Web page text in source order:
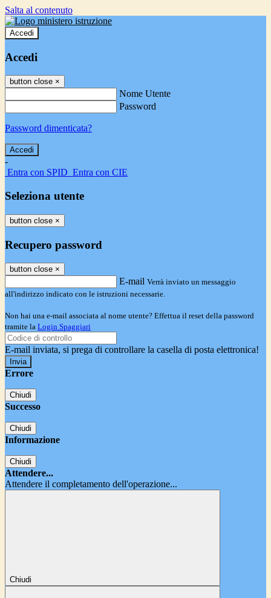
Salta al contenuto
Accedi
Accedi
button close ×
Nome Utente
Password
Password dimenticata?
-
Entra con SPID Entra con CIE
Seleziona utente
button close ×
Recupero password
button close ×
E-mail Verrà inviato un messaggio
all'indirizzo indicato con le istruzioni necessarie.
Non hai una e-mail associata al nome utente? Effettua il reset della password
tramite la Login Spaggiari
E-mail inviata, si prega di controllare la casella di posta elettronica!
Errore
Chiudi
Successo
Chiudi
Informazione
Chiudi
Attendere...
Attendere il completamento dell'operazione...
Chiudi